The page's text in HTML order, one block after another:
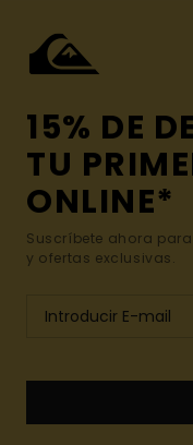
15% DE
TU
ONLINE*
Suscríbete ahora
y ofertas exclusivas.